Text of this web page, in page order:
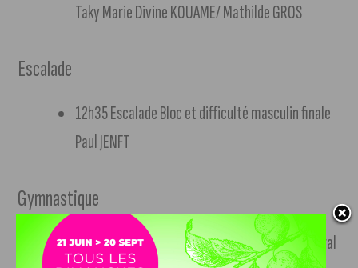
Taky Marie Divine KOUAME/ Mathilde GROS
Escalade
12h35 Escalade Bloc et difficulté masculin finale
Paul JENFT
Gymnastique
11h16 Gymnastique Rythmique concours général